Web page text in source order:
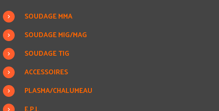
SOUDAGE MMA
SOUDAGE MIG/MAG
SOUDAGE TIG
ACCESSOIRES
PLASMA/CHALUMEAU